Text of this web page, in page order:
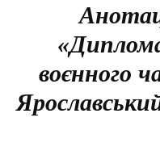
воєнного